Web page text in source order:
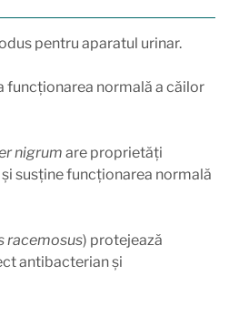
pentru aparatul urinar.
funcționarea normală a căilor
nigrum are proprietăți
susține funcționarea normală
racemosus) protejează
antibacterian și